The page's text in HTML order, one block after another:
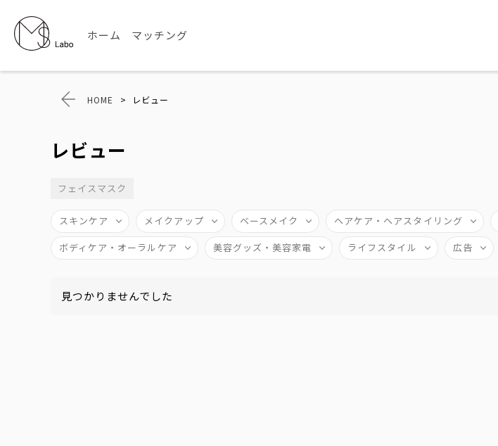
ホーム マッチング
HOME > レビュー
レビュー
フェイスマスク
スキンケア メイクアップ ベースメイク ヘアケア・ヘアスタイリング
ボディケア・オーラルケア
美容グッズ・美容家電 ライフスタイル 広告
見つかりませんでした